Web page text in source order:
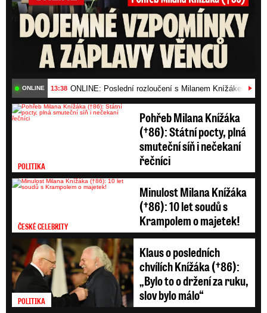
ONLINE 13:38 ONLINE: Poslední rozloučení s Milanem Knížákem
POLITIKA
Pohřeb Milana Knížáka
(†86): Státní pocty, plná
smuteční síň i nečekaní
řečníci
ČESKÉ CELEBRITY
Minulost Milana Knížáka
(†86): 10 let soudů s
Krampolem o majetek!
POLITIKA
Klaus o posledních
chvílích Knížáka (†86):
„Bylo to o držení za ruku,
slov bylo málo“